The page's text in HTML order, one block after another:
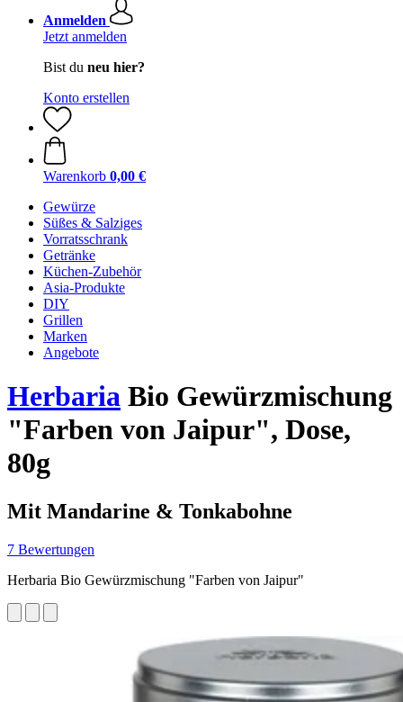
Anmelden
Jetzt anmelden
Bist du neu hier?
Konto erstellen
Warenkorb 0,00 €
Gewürze
Süßes & Salziges
Vorratsschrank
Getränke
Küchen-Zubehör
Asia-Produkte
DIY
Grillen
Marken
Angebote
Herbaria Bio Gewürzmischung
"Farben von Jaipur", Dose,
80g
Mit Mandarine & Tonkabohne
7 Bewertungen
Herbaria Bio Gewürzmischung "Farben von Jaipur"